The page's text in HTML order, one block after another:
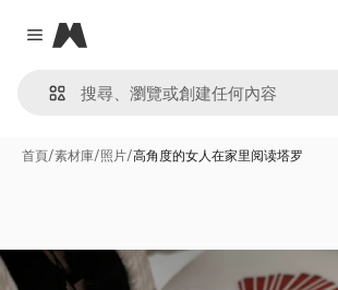
Close menu
Magnific
首頁/素材庫/照片/高角度的女人在家里阅读塔罗